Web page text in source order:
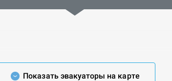
Показать эвакуаторы на карте